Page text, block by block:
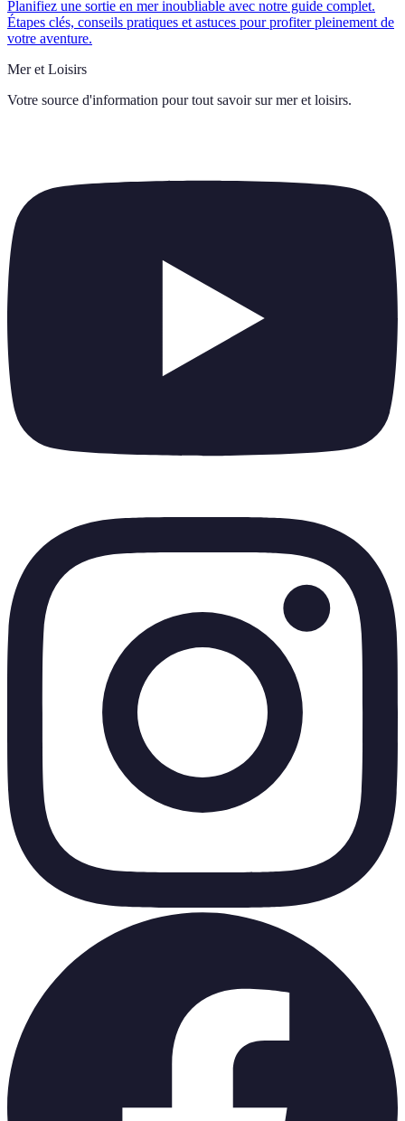
Planifiez une sortie en mer inoubliable avec notre guide complet.
Étapes clés, conseils pratiques et astuces pour profiter pleinement de
votre aventure.
Mer et Loisirs
Votre source d'information pour tout savoir sur mer et loisirs.